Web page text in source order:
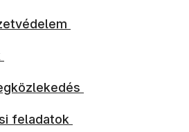
meg)
meg)
meg)
feladatok